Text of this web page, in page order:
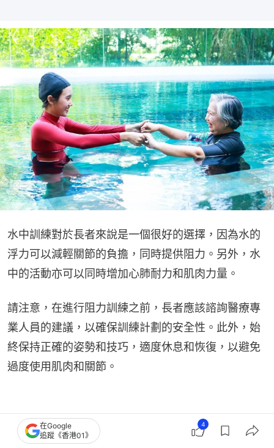
水中訓練對於長者來說是一個很好的選擇，因為水的
浮力可以減輕關節的負擔，同時提供阻力。另外，水
中的活動亦可以同時增加心肺耐力和肌肉力量。
請注意，在進行阻力訓練之前，長者應該諮詢醫療專
業人員的建議，以確保訓練計劃的安全性。此外，始
終保持正確的姿勢和技巧，適度休息和恢復，以避免
過度使用肌肉和關節。
在Google
追蹤《香港01》
4